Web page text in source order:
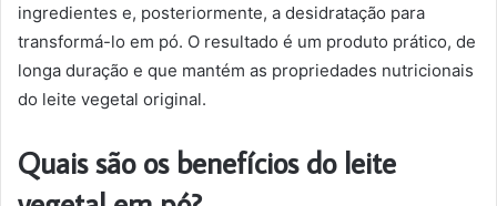
ingredientes e, posteriormente, a desidratação para
transformá-lo em pó. O resultado é um produto prático, de
longa duração e que mantém as propriedades nutricionais
do leite vegetal original.
Quais são os benefícios do leite